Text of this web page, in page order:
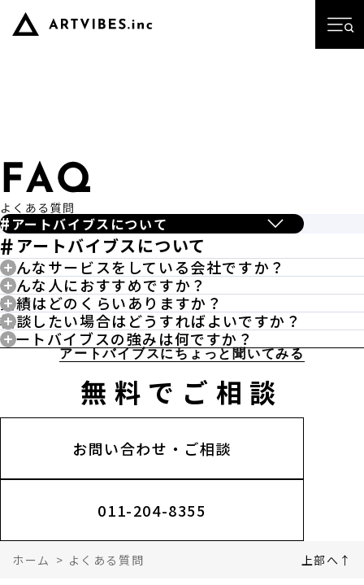
アートバイブスについて
アートバイブスについて
どんなサービスをしている会社ですか？
札幌を拠点に、ホームページ制作からその後の運用・集
客サポートまでをワンストップでお手伝いしている会社
です。
制作して終わりではなく、公開後にお客様のビジネスが
伸びることを一緒に考えるパートナーとして、写真撮
影・多言語対応・チラシ作りなど幅広くサポートしてい
ます。
サービスはこちら
どんな人におすすめですか？
「初めてホームページを作りたい」「今のサイトが古く
なってきた」という方はもちろん、「何をどう作ればい
いかわからない」という段階からでも大歓迎です。経験
遠慮なくご相談ください。
札幌・北海道の方には地元ならではのサポートを、道外
の方にはオンライン・電話でしっかり対応しています。
実績はどのくらいありますか？
札幌で20年以上、500件を超えるホームページを制作し
てきました。飲食・医療・建設・採用・ECなど業種を問
わず幅広く手がけているため、「同じような会社・お店
でどんなサイトが効果的か」という知見が蓄積されてい
ます。
初めての方でも、今までの事例をもとに具体的なご提案
ができるのが強みです。
制作実績はこちら
相談したい場合はどうすればよいですか？
お電話またはお問い合わせフォームにて受け付けており
電話：011-204-8355（平日9:30〜18:30）／ フォー
ム：24時間受付 まずはお気軽にご連絡ください。
ご相談・お見積もりはすべて無料です。「少し話を聞い
てみたいだけ」という段階でも大歓迎です。
アートバイブスの強みは何ですか？
ホームページ制作において、アートバイブスが大切にし
ていることは3つあります。
①費用対効果を重視した提案
客様のビジネスにどう貢献するか」を常に考えて制作し
お悩みやご希望を一緒になって整理し、専門用語を使わ
ずわかりやすくご説明します。「よくわからないけど相
談してよかった」と感じていただけるよう、丁寧な対話
アートバイブスにちょっと聞いてみる
無料でご相談
お問い合わせ・ご相談
011-204-8355
ホーム > よくある質問 上部へ↑